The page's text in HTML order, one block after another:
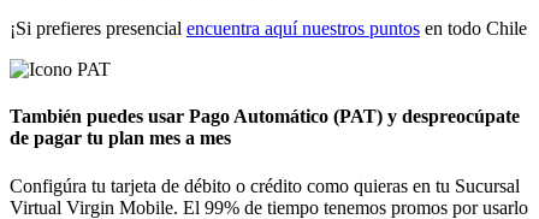
¡Si prefieres presencial encuentra aquí nuestros puntos en todo Chile
También puedes usar Pago Automático (PAT) y despreocúpate
de pagar tu plan mes a mes
Configúra tu tarjeta de débito o crédito como quieras en tu Sucursal
Virtual Virgin Mobile. El 99% de tiempo tenemos promos por usarlo